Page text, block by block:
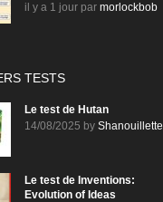
il y a 1 jour par morlockbob
TESTS
Le test de Hutan
14/08/2025 by Shanouillette
Le test de Inventions:
Evolution of Ideas